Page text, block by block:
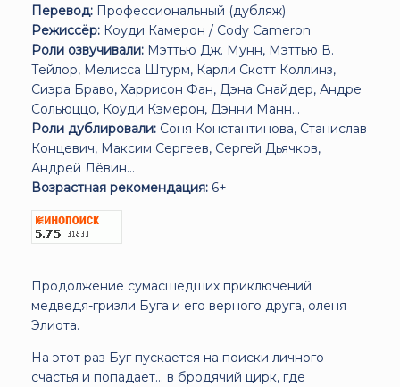
Перевод: Профессиональный (дубляж)
Режиссёр: Коуди Камерон / Cody Cameron
Роли озвучивали: Мэттью Дж. Мунн, Мэттью В.
Тейлор, Мелисса Штурм, Карли Скотт Коллинз,
Сиэра Браво, Харрисон Фан, Дэна Снайдер, Андре
Сольюццо, Коуди Кэмерон, Дэнни Манн...
Роли дублировали: Соня Константинова, Станислав
Концевич, Максим Сергеев, Сергей Дьячков,
Андрей Лёвин...
Возрастная рекомендация: 6+
Продолжение сумасшедших приключений
медведя-гризли Буга и его верного друга, оленя
Элиота.
На этот раз Буг пускается на поиски личного
счастья и попадает... в бродячий цирк, где